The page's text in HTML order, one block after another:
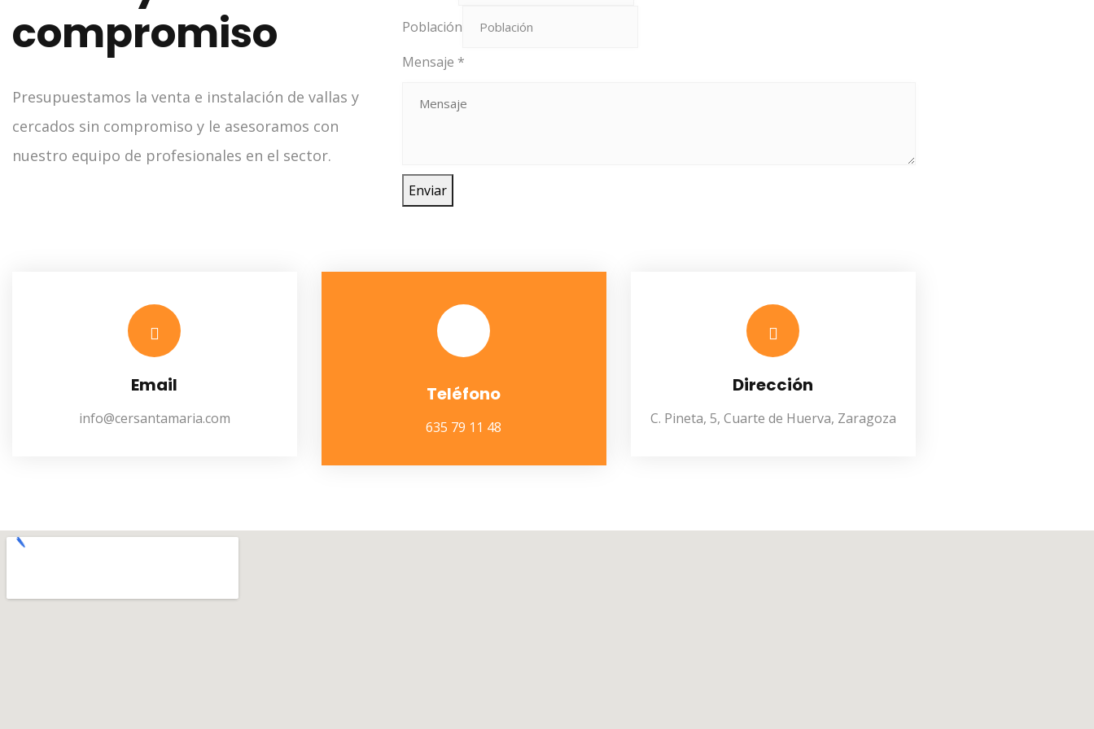
compromiso
Presupuestamos la venta e instalación de vallas y
cercados sin compromiso y le asesoramos con
nuestro equipo de profesionales en el sector.
Población
Mensaje *
Enviar
Email
info@cersantamaria.com
Teléfono
635 79 11 48
Dirección
C. Pineta, 5, Cuarte de Huerva, Zaragoza